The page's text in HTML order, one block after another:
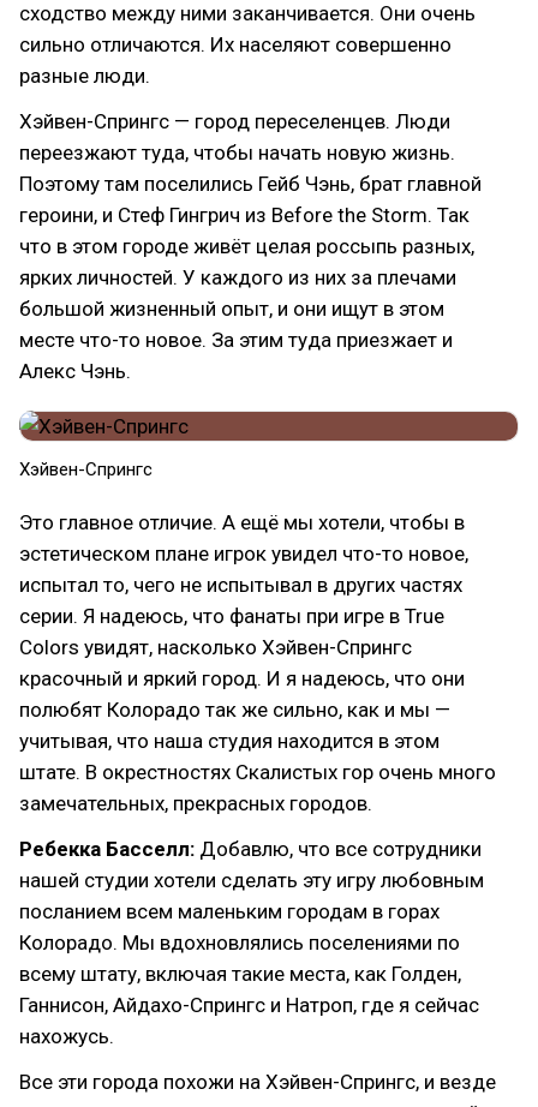
сходство между ними заканчивается. Они очень
сильно отличаются. Их населяют совершенно
разные люди.
Хэйвен-Спрингс — город переселенцев. Люди
переезжают туда, чтобы начать новую жизнь.
Поэтому там поселились Гейб Чэнь, брат главной
героини, и Стеф Гингрич из Before the Storm. Так
что в этом городе живёт целая россыпь разных,
ярких личностей. У каждого из них за плечами
большой жизненный опыт, и они ищут в этом
месте что-то новое. За этим туда приезжает и
Алекс Чэнь.
Хэйвен-Спрингс
Это главное отличие. А ещё мы хотели, чтобы в
эстетическом плане игрок увидел что-то новое,
испытал то, чего не испытывал в других частях
серии. Я надеюсь, что фанаты при игре в True
Colors увидят, насколько Хэйвен-Спрингс
красочный и яркий город. И я надеюсь, что они
полюбят Колорадо так же сильно, как и мы —
учитывая, что наша студия находится в этом
штате. В окрестностях Скалистых гор очень много
замечательных, прекрасных городов.
Ребекка Басселл: Добавлю, что все сотрудники
нашей студии хотели сделать эту игру любовным
посланием всем маленьким городам в горах
Колорадо. Мы вдохновлялись поселениями по
всему штату, включая такие места, как Голден,
Ганнисон, Айдахо-Спрингс и Натроп, где я сейчас
нахожусь.
Все эти города похожи на Хэйвен-Спрингс, и везде